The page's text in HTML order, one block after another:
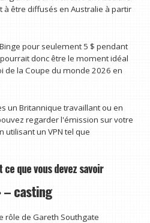
être diffusés en Australie à partir
pour seulement 5 $ pendant
donc être le moment idéal
de la Coupe du monde 2026 en
un Britannique travaillant ou en
regarder l'émission sur votre
un VPN tel que
que vous devez savoir
– casting
rôle de Gareth Southgate